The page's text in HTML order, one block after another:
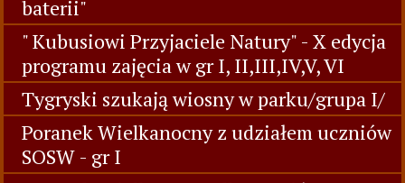
baterii"
" Kubusiowi Przyjaciele Natury" - X edycja
programu zajęcia w gr I, II,III,IV,V, VI
Tygryski szukają wiosny w parku/grupa I/
Poranek Wielkanocny z udziałem uczniów
SOSW - gr I